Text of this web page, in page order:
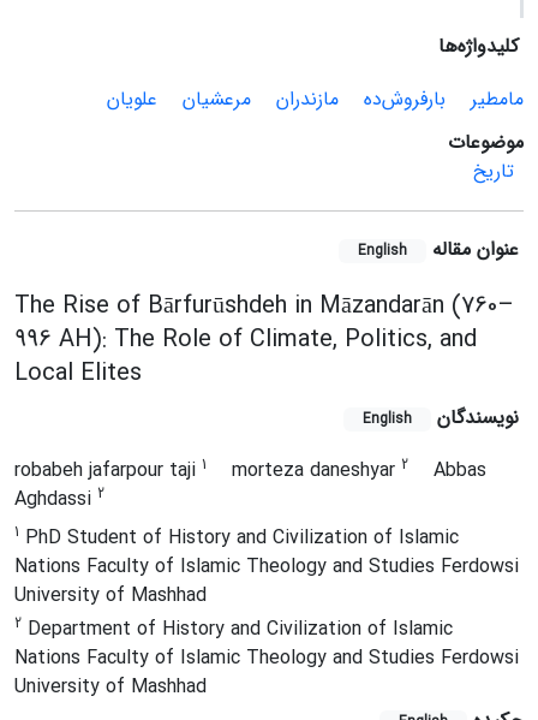
کلیدواژه‌ها
مامطیر
بارفروش‌ده مازندران مرعشیان
علویان
موضوعات
تاریخ
عنوان مقاله English
The Rise of Bārfurūshdeh in Māzandarān (760–
996 AH): The Role of Climate, Politics, and
Local Elites
نویسندگان English
robabeh jafarpour taji 1 morteza daneshyar 2
Abbas
Aghdassi 2
1 PhD Student of History and Civilization of Islamic
Nations Faculty of Islamic Theology and Studies Ferdowsi
University of Mashhad
2 Department of History and Civilization of Islamic
Nations Faculty of Islamic Theology and Studies Ferdowsi
University of Mashhad